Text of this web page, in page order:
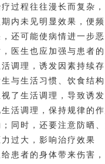
程往往漫长而复杂，
内未见明显效果，便
还可能使病情进一步
医生也应加强与患者
理，诱发因素持续存
生活习惯、饮食结构
了生活调理，导致诱
活调理，保持规律的
同时，还要注意防晒
大，影响治疗效果
者的身体带来伤害，